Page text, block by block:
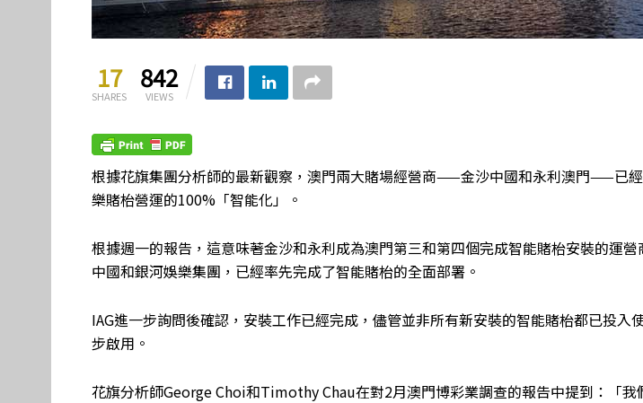
17
SHARES
842
VIEWS
根據花旗集團分析師的最新觀察，澳門兩大賭場經營商——金沙中國和永利澳門——已
樂賭枱營運的100%「智能化」。
根據週一的報告，這意味著金沙和永利成為澳門第三和第四個完成智能賭枱安裝的運
中國和銀河娛樂集團，已經率先完成了智能賭枱的全面部署。
IAG進一步詢問後確認，安裝工作已經完成，儘管並非所有新安裝的智能賭枱都已投入
步啟用。
花旗分析師George Choi和Timothy Chau在對2月澳門博彩業調查的報告中提到：「我